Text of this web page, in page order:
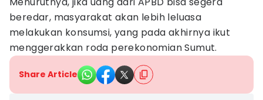
beredar, masyarakat akan lebih leluasa
melakukan konsumsi, yang pada akhirnya ikut
menggerakkan roda perekonomian Sumut.
Share Article